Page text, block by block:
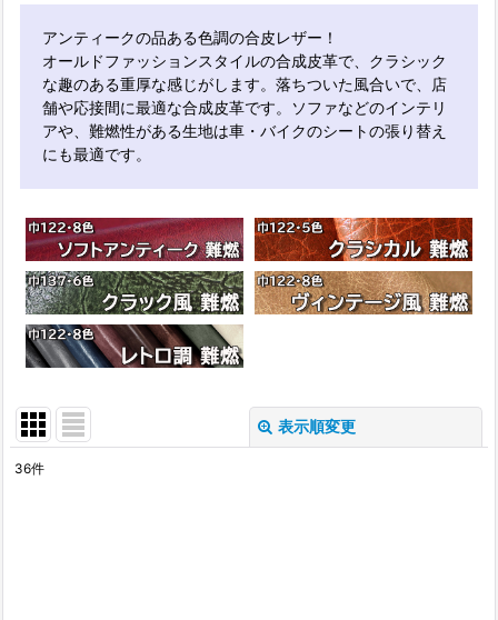
アンティークの品ある色調の合皮レザー！
オールドファッションスタイルの合成皮革で、クラシック
な趣のある重厚な感じがします。落ちついた風合いで、店
舗や応接間に最適な合成皮革です。ソファなどのインテリ
アや、難燃性がある生地は車・バイクのシートの張り替え
にも最適です。
表示順変更
36件